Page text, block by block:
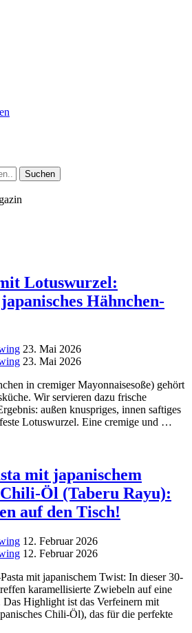
Suchen
Lotuswurzel:
Hähnchen-
23. Mai 2026
23. Mai 2026
in cremiger Mayonnaisesoße) gehört
Wir servieren dazu frische
außen knuspriges, innen saftiges
Lotuswurzel. Eine cremige und …
mit japanischem
Öl (Taberu Rayu):
auf den Tisch!
12. Februar 2026
12. Februar 2026
mit japanischem Twist: In dieser 30-
karamellisierte Zwiebeln auf eine
Das Highlight ist das Verfeinern mit
Chili-Öl), das für die perfekte